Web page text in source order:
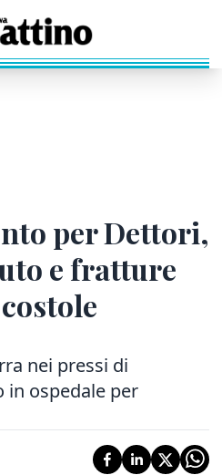
per Dettori,
e fratture
nei pressi di
in ospedale per